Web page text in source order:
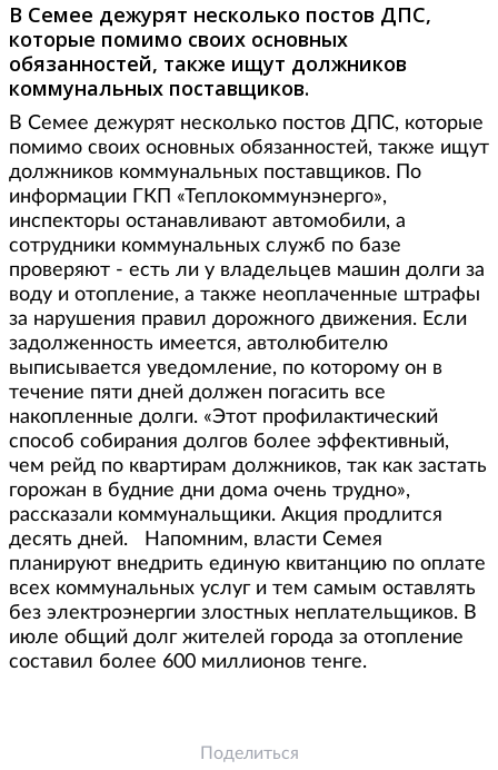
В Семее дежурят несколько постов ДПС,
которые помимо своих основных
обязанностей, также ищут должников
коммунальных поставщиков.
В Семее дежурят несколько постов ДПС, которые
помимо своих основных обязанностей, также ищут
должников коммунальных поставщиков. По
информации ГКП «Теплокоммунэнерго»,
инспекторы останавливают автомобили, а
сотрудники коммунальных служб по базе
проверяют - есть ли у владельцев машин долги за
воду и отопление, а также неоплаченные штрафы
за нарушения правил дорожного движения. Если
задолженность имеется, автолюбителю
выписывается уведомление, по которому он в
течение пяти дней должен погасить все
накопленные долги. «Этот профилактический
способ собирания долгов более эффективный,
чем рейд по квартирам должников, так как застать
горожан в будние дни дома очень трудно»,
рассказали коммунальщики. Акция продлится
десять дней. Напомним, власти Семея
планируют внедрить единую квитанцию по оплате
всех коммунальных услуг и тем самым оставлять
без электроэнергии злостных неплательщиков. В
июле общий долг жителей города за отопление
составил более 600 миллионов тенге.
Поделиться